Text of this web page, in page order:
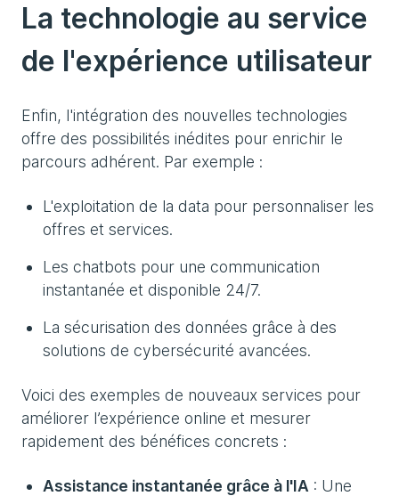
La technologie au service
de l'expérience utilisateur
Enfin, l'intégration des nouvelles technologies
offre des possibilités inédites pour enrichir le
parcours adhérent. Par exemple :
L'exploitation de la data pour personnaliser les
offres et services.
Les chatbots pour une communication
instantanée et disponible 24/7.
La sécurisation des données grâce à des
solutions de cybersécurité avancées.
Voici des exemples de nouveaux services pour
améliorer l’expérience online et mesurer
rapidement des bénéfices concrets :
Assistance instantanée grâce à l'IA : Une